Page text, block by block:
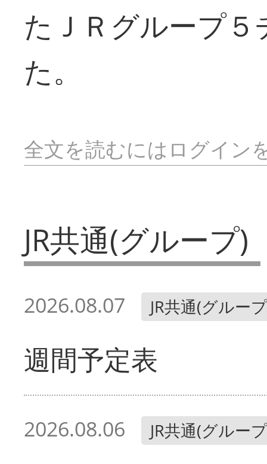
たＪＲグループ
た。
全文を読むにはログイン
JR共通(グループ)
2026.08.07 JR共通(グルー
週間予定表
2026.08.06 JR共通(グルー